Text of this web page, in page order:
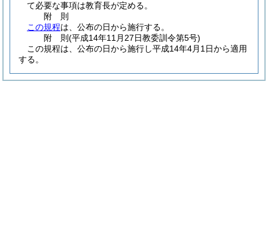
て必要な事項は教育長が定める。
附 則
この規程は、公布の日から施行する。
附 則(平成14年11月27日教委訓令第5号)
この規程は、公布の日から施行し平成14年4月1日から適用
する。